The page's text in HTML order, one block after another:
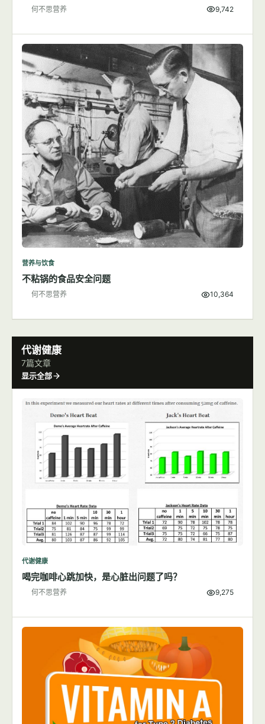
何不思营养 9,742
营养与饮食
不粘锅的食品安全问题
何不思营养 10,364
代谢健康
7篇文章
显示全部
代谢健康
喝完咖啡心跳加快，是心脏出问题了吗？
何不思营养 9,275